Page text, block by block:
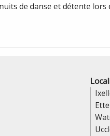
de danse et détente lors